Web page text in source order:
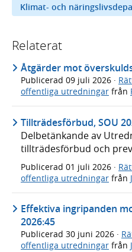
Klimat- och
Relaterat
Åtgärder mot
Publicerad 09 juli 2026 ·
offentliga utredningar från
Tillträdesförbud, SOU
Delbetänkande av
tillträdesförbud och
Publicerad 01 juli 2026 ·
offentliga utredningar från
Effektiva ingripanden
2026:45
Publicerad 30 juni 2026 ·
offentliga utredningar från